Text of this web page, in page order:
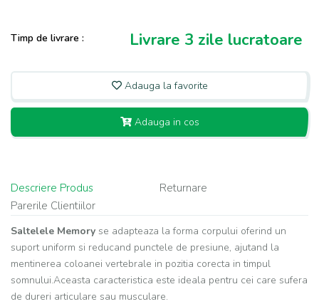
Timp de livrare : Livrare 3 zile lucratoare
Adauga la favorite
Adauga in cos
Descriere Produs
Returnare
Parerile Clientiilor
Saltelele Memory se adapteaza la forma corpului oferind un
suport uniform si reducand punctele de presiune, ajutand la
mentinerea coloanei vertebrale in pozitia corecta in timpul
somnului.Aceasta caracteristica este ideala pentru cei care sufera
de dureri articulare sau musculare.